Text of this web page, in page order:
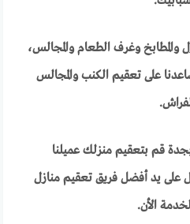
والمطابخ وغرف الطعام والمجالس،
على تعقيم الكنب والمجالس
قم بتعقيم منزلك عميلنا
على يد أفضل فريق تعقيم منازل
الأن.